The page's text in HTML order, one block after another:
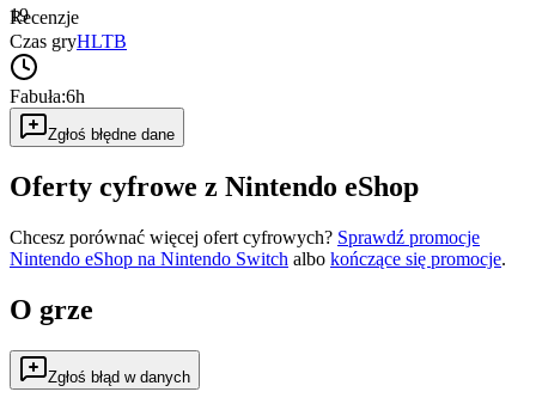
19
Recenzje
Czas gryHLTB
Fabuła:6h
Zgłoś błędne dane
Oferty cyfrowe z Nintendo eShop
Chcesz porównać więcej ofert cyfrowych? Sprawdź promocje
Nintendo eShop na Nintendo Switch albo kończące się promocje.
O grze
Zgłoś błąd w danych